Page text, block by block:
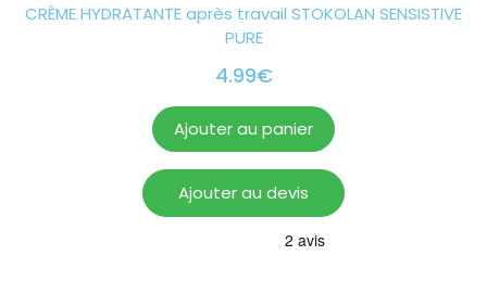
CRÈME HYDRATANTE après travail STOKOLAN SENSISTIVE
PURE
4.99€
Ajouter au panier
Ajouter au devis